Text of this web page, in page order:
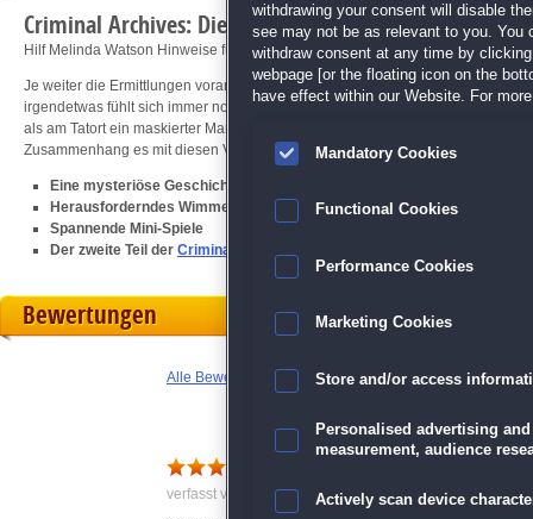
Criminal Archives: Die Alphabetmorde
Hilf Melinda Watson Hinweise für die Ermittlung zu finden!
Je weiter die Ermittlungen voranschreiten, desto offensichtlicher wird, dass
irgendetwas fühlt sich immer noch nicht richtig an. Ein Einbruch in eines der
als am Tatort ein maskierter Mann gesichtet wird. Finde heraus, wonach
Zusammenhang es mit diesen Verbrechen hat!
Eine mysteriöse Geschichte
Herausforderndes Wimmelbild-Spiel
Spannende Mini-Spiele
Der zweite Teil der Criminal Archives
Bewertungen
Alle Bewertungen anzeigen
Criminal Archives
verfasst von Anonym am 11.11.2023 um 15:48
withdrawing your consent will disable
see may not be as relevant to you. You
withdraw consent at any time by
webpage [or the floating icon on the
have effect within our Website. For
Mandatory Cookies
Functional Cookies
Performance Cookies
Marketing Cookies
Store and/or access
Personalised advertising
measurement, audience
Actively scan device